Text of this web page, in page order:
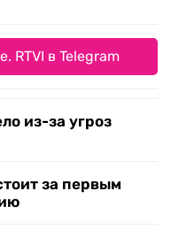
RTVI в Telegram
из-за угроз
за первым